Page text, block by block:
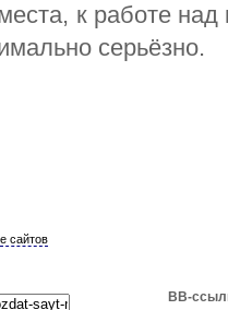
к работе
серьёзно.
сайтов
BB-